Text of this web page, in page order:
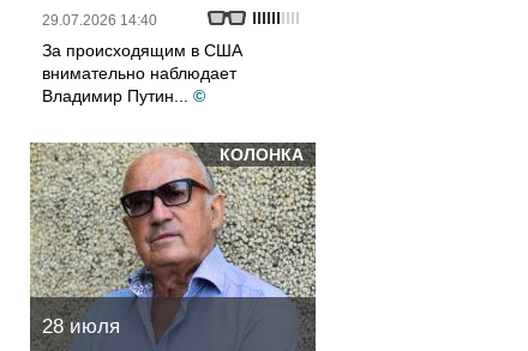
29.07.2026 14:40
За происходящим в США
внимательно наблюдает
Владимир Путин...
©
КОЛОНКА
28 июля